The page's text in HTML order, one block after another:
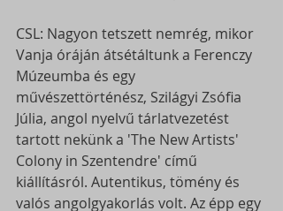
CSL: Nagyon tetszett nemrég, mikor
Vanja óráján átsétáltunk a Ferenczy
Múzeumba és egy
művészettörténész, Szilágyi Zsófia
Júlia, angol nyelvű tárlatvezetést
tartott nekünk a 'The New Artists'
Colony in Szentendre' című
kiállításról. Autentikus, tömény és
valós angolgyakorlás volt. Az épp egy